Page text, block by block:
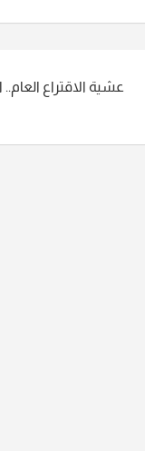
عشية الاقتراع